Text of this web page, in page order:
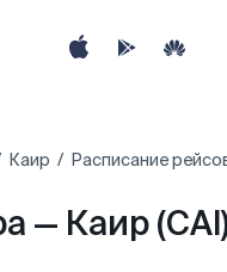
Каир Расписание
— Каир